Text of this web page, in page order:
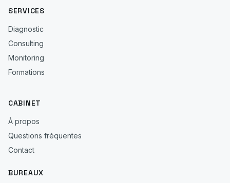
SERVICES
Diagnostic
Consulting
Monitoring
Formations
CABINET
À propos
Questions fréquentes
Contact
BUREAUX